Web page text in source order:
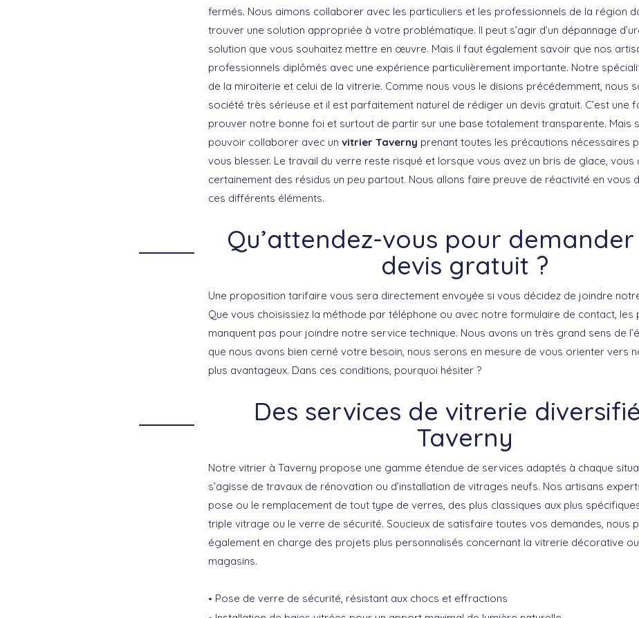
fermés. Nous aimons collaborer avec les particuliers et les professionnels de la région
trouver une solution appropriée à votre problématique. Il peut s’agir d’un dépannage
solution que vous souhaitez mettre en œuvre. Mais il faut également savoir que nos
professionnels diplômés avec une expérience particulièrement importante. Notre
de la miroiterie et celui de la vitrerie. Comme nous vous le disions précédemment, nous
société très sérieuse et il est parfaitement naturel de rédiger un devis gratuit. C’est une
prouver notre bonne foi et surtout de partir sur une base totalement transparente. Mais
pouvoir collaborer avec un vitrier Taverny prenant toutes les précautions nécessaires
vous blesser. Le travail du verre reste risqué et lorsque vous avez un bris de glace, vous
certainement des résidus un peu partout. Nous allons faire preuve de réactivité en vous
ces différents éléments.
Qu’attendez-vous pour
devis gratuit ?
Une proposition tarifaire vous sera directement envoyée si vous décidez de joindre
Que vous choisissiez la méthode par téléphone ou avec notre formulaire de contact, les
manquent pas pour joindre notre service technique. Nous avons un très grand sens de
que nous avons bien cerné votre besoin, nous serons en mesure de vous orienter vers
plus avantageux. Dans ces conditions, pourquoi hésiter ?
Des services de vitrerie
Taverny
Notre vitrier à Taverny propose une gamme étendue de services adaptés à chaque
s’agisse de travaux de rénovation ou d’installation de vitrages neufs. Nos artisans
pose ou le remplacement de tout type de verres, des plus classiques aux plus
triple vitrage ou le verre de sécurité. Soucieux de satisfaire toutes vos demandes, nous
également en charge des projets plus personnalisés concernant la vitrerie décorative
magasins.
Pose de verre de sécurité, résistant aux chocs et effractions